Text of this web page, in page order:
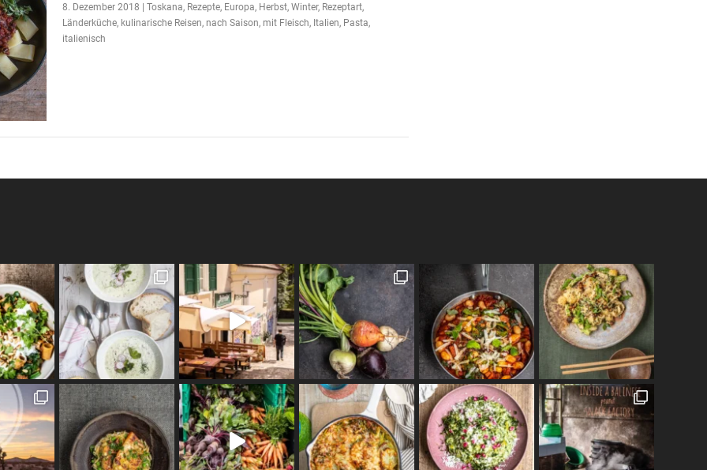
,Herbst Winter,Rezeptart
8. Dezember 2018 | Toskana, Rezepte, Europa, Herbst, Winter, Rezeptart,
Länderküche, kulinarische Reisen, nach Saison, mit Fleisch, Italien, Pasta,
italienisch